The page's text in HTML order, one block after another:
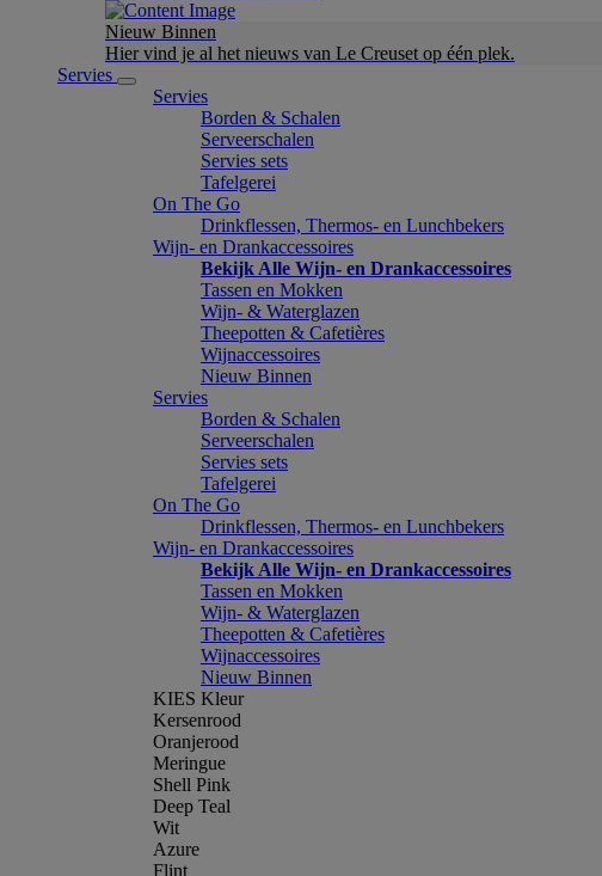
Nieuw Binnen
Hier vind je al het nieuws van Le Creuset op één plek.
Servies
Servies
Borden & Schalen
Serveerschalen
Servies sets
Tafelgerei
On The Go
Drinkflessen, Thermos- en Lunchbekers
Wijn- en Drankaccessoires
Bekijk Alle Wijn- en Drankaccessoires
Tassen en Mokken
Wijn- & Waterglazen
Theepotten & Cafetières
Wijnaccessoires
Nieuw Binnen
Servies
Borden & Schalen
Serveerschalen
Servies sets
Tafelgerei
On The Go
Drinkflessen, Thermos- en Lunchbekers
Wijn- en Drankaccessoires
Bekijk Alle Wijn- en Drankaccessoires
Tassen en Mokken
Wijn- & Waterglazen
Theepotten & Cafetières
Wijnaccessoires
Nieuw Binnen
KIES Kleur
Kersenrood
Oranjerood
Meringue
Shell Pink
Deep Teal
Wit
Azure
Flint